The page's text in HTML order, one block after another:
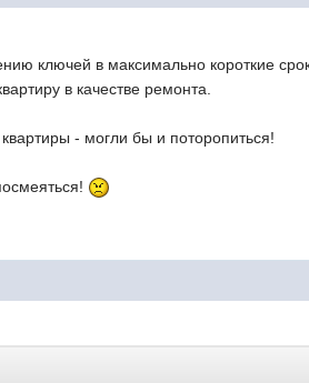
ключей в максимально короткие
в качестве ремонта.
- могли бы и поторопиться!